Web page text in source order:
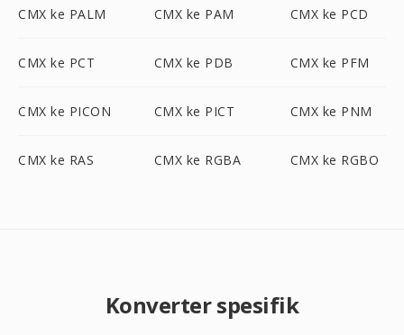
CMX ke PALM CMX ke PAM CMX ke PCD
CMX ke PCT CMX ke PDB CMX ke PFM
CMX ke PICON CMX ke PICT CMX ke PNM
CMX ke RAS CMX ke RGBA CMX ke RGBO
Konverter spesifik